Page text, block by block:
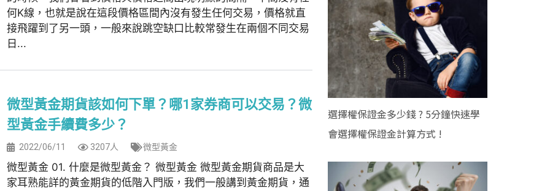
何K線，也就是說在這段價格區間內沒有發生任何交易，價格就直
接飛躍到了另一頭，一般來說跳空缺口比較常發生在兩個不同交易
日...
微型黃金期貨該如何下單？哪1家券商可以交易？微
型黃金手續費多少？
2022/06/11 3207人 微型黃金
微型黃金 01. 什麼是微型黃金？ 微型黃金 微型黃金期貨商品是大
家耳熟能詳的黃金期貨的低階入門版，我們一般講到黃金期貨，通
選擇權保證金多少錢 ? 5分鐘快速學
會選擇權保證金計算方式 !